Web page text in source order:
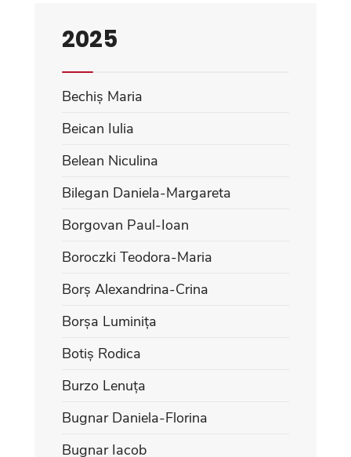
2025
Bechiș Maria
Beican Iulia
Belean Niculina
Bilegan Daniela-Margareta
Borgovan Paul-Ioan
Boroczki Teodora-Maria
Borș Alexandrina-Crina
Borșa Luminița
Botiș Rodica
Burzo Lenuța
Bugnar Daniela-Florina
Bugnar Iacob